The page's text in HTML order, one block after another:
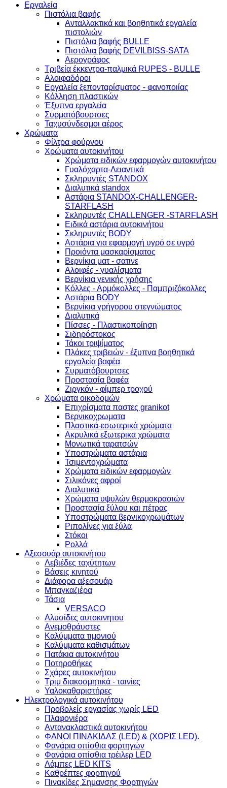
Εργαλεία
Πιστόλια βαφής
Ανταλλακτικά και βοηθητικά εργαλεία
πιστολιών
Πιστόλια βαφής BULLE
Πιστόλια βαφής DEVILBISS-SATA
Αερογράφος
Τριβεία έκκεντρα-παλμικά RUPES - BULLE
Αλοιφαδόροι
Εργαλεία ξεπονταρίσματος - φανοποιίας
Κόλληση πλαστικών
Έξυπνα εργαλεία
Συρματόβουρτσες
Ταχυσύνδεσμοι αέρος
Χρώματα
Φίλτρα φούρνου
Χρώματα αυτοκινήτου
Xρώματα ειδικών εφαρμογών αυτοκινήτου
Γυαλόχαρτα-Λειαντικά
Σκληρυντές STANDOX
Διαλυτικά standox
Αστάρια STANDOX-CHALLENGER-
STARFLASH
Σκληρυντές CHALLENGER -STARFLASH
Ειδικά αστάρια αυτοκινήτου
Σκληρυντές BODY
Αστάρια για εφαρμογή υγρό σε υγρό
Προιόντα μασκαρίσματος
Βερνίκια ματ - σατινε
Aλοιφές - γυαλίσματα
Bερνίκια γενικής χρήσης
Κόλλες - Αρμόκολλες - Παμπριζόκολλες
Αστάρια BODY
Βερνίκια γρήγορου στεγνώματος
Διαλυτικά
Πίσσες - Πλαστικοποίηση
Σιδηρόστοκος
Τάκοι τριψίματος
Πλάκες τριβειών - έξυπνα βοηθητικά
εργαλεία βαφέα
Συρματόβουρτσες
Προστασία βαφέα
Ζιργκόν - φίμπερ τροχού
Χρώματα οικοδομών
Επιχρίσματα παστες granikot
Βερνικοχρωματα
Πλαστικά-εσωτερικά χρώματα
Ακρυλικά εξωτερικα χρώματα
Μονωτικά ταρατσών
Υποστρώματα αστάρια
Τσιμεντοχρώματα
Χρώματα ειδικών εφαρμογών
Σιλικόνες αφροί
Διαλυτικά
Χρώματα υψυλών θερμοκρασιών
Προστασία ξύλου και πέτρας
Υποστρώματα βερνικοχρωμάτων
Ριπολίνες για ξύλα
Στόκοι
Ρολλά
Αξεσουάρ αυτοκινήτου
Λεβιέδες ταχύτητων
Βάσεις κινητού
Διάφορα αξεσουάρ
Μπαγκαζιέρα
Τάσια
VERSACO
Αλυσίδες αυτοκινητου
Ανεμοθράυστες
Καλύμματα τιμονιού
Καλύμματα καθισμάτων
Πατάκια αυτοκινήτου
Ποτηροθήκες
Σχάρες αυτοκινήτου
Τριμ διακοσμητικά - ταινίες
Υαλοκαθαριστήρες
Ηλεκτρολογικά αυτοκινήτου
Προβολείς εργασίας χωρίς LED
Πλαφονιέρα
Aντανακλαστικά αυτοκινήτου
ΦΑΝΟΙ ΠΙΝΑΚΙΔΑΣ (LED) & (XΩΡΙΣ LED).
Φανάρια οπίσθια φορτηγών
Φανάρια οπίσθια τρέιλερ LED
Λάμπες LED KITS
Kαθρέπτες φορτηγού
Πινακίδες Σημανσης Φορτηγών